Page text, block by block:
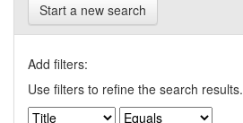
Start a new search
Add filters:
Use filters to refine the search results.